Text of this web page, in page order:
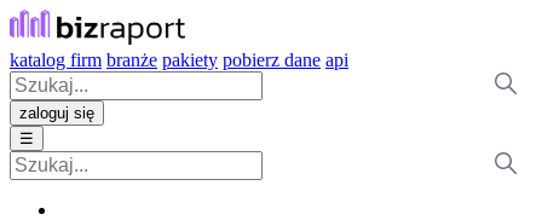
katalog firm branże pakiety pobierz dane api
zaloguj się
☰